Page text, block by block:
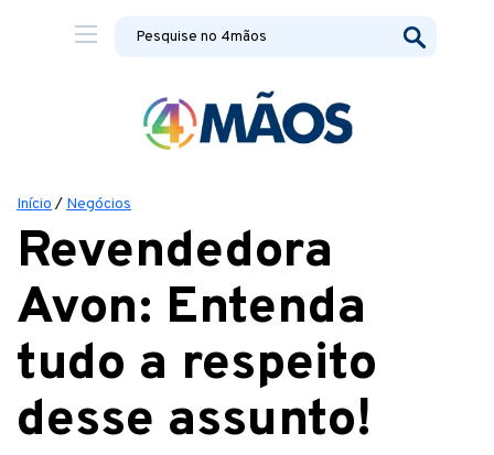
Início / Negócios
Revendedora
Avon: Entenda
tudo a respeito
desse assunto!